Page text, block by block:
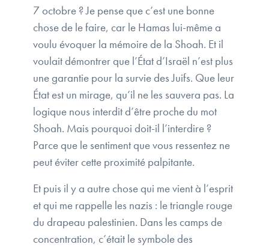
7 octobre ? Je pense que c’est une bonne
chose de le faire, car le Hamas lui-même a
voulu évoquer la mémoire de la Shoah. Et il
voulait démontrer que l’État d’Israël n’est plus
une garantie pour la survie des Juifs. Que leur
État est un mirage, qu’il ne les sauvera pas. La
logique nous interdit d’être proche du mot
Shoah. Mais pourquoi doit-il l’interdire ?
Parce que le sentiment que vous ressentez ne
peut éviter cette proximité palpitante.
Et puis il y a autre chose qui me vient à l’esprit
et qui me rappelle les nazis : le triangle rouge
du drapeau palestinien. Dans les camps de
concentration, c’était le symbole des